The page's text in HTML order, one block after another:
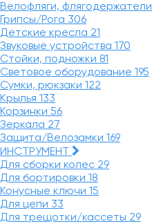
Велофляги, флягодержатели
Грипсы/Рога 306
Детские кресла 21
Звуковые устройства 170
Стойки, подножки 81
Световое оборудование 195
Сумки, рюкзаки 122
Крылья 133
Корзинки 56
Зеркала 27
Защита/Велозамки 169
ИНСТРУМЕНТ
Для сборки колес 29
Для бортировки 18
Конусные ключи 15
Для цепи 33
Для трещотки/кассеты 29